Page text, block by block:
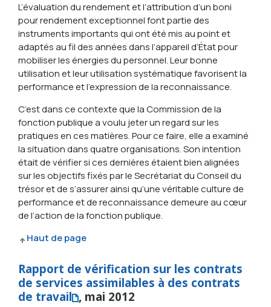
L’évaluation du rendement et l’attribution d’un boni
pour rendement exceptionnel font partie des
instruments importants qui ont été mis au point et
adaptés au fil des années dans l’appareil d’État pour
mobiliser les énergies du personnel. Leur bonne
utilisation et leur utilisation systématique favorisent la
performance et l’expression de la reconnaissance.
C’est dans ce contexte que la Commission de la
fonction publique a voulu jeter un regard sur les
pratiques en ces matières. Pour ce faire, elle a examiné
la situation dans quatre organisations. Son intention
était de vérifier si ces dernières étaient bien alignées
sur les objectifs fixés par le Secrétariat du Conseil du
trésor et de s’assurer ainsi qu’une véritable culture de
performance et de reconnaissance demeure au cœur
de l’action de la fonction publique.
Haut de page
Rapport de vérification sur les contrats
de services assimilables à des contrats
de travail , mai 2012